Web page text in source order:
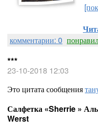
комментарии: 0
***
23-10-2018 12:03
Это цитата сообщения
Салфетка «Sherrie »
Werst